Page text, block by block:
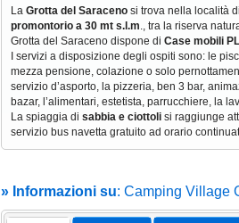
La Grotta del Saracenosi trova nella località di
promontorio a 30 mt s.l.m., tra la riserva
Grotta del Saraceno dispone di Case mobili
I servizi a disposizione degli ospiti sono: le
mezza pensione, colazione o solo
servizio d’asporto, la pizzeria, ben 3 bar,
bazar, l’alimentari, estetista, parrucchiere, la
La spiaggia di sabbia e ciottolisi raggiunge
servizio bus navetta gratuito ad orario
» Informazioni su: Camping Village